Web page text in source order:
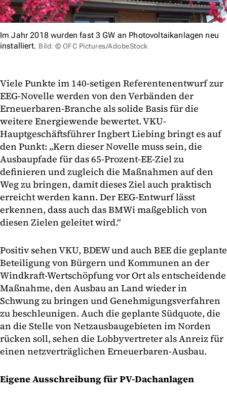
Im Jahr 2018 wurden fast 3 GW an Photovoltaikanlagen neu
installiert. Bild: © OFC Pictures/AdobeStock
Viele Punkte im 140-setigen Referentenentwurf zur
EEG-Novelle werden von den Verbänden der
Erneuerbaren-Branche als solide Basis für die
weitere Energiewende bewertet. VKU-
Hauptgeschäftsführer Ingbert Liebing bringt es auf
den Punkt: „Kern dieser Novelle muss sein, die
Ausbaupfade für das 65-Prozent-EE-Ziel zu
definieren und zugleich die Maßnahmen auf den
Weg zu bringen, damit dieses Ziel auch praktisch
erreicht werden kann. Der EEG-Entwurf lässt
erkennen, dass auch das BMWi maßgeblich von
diesen Zielen geleitet wird.“
Positiv sehen VKU, BDEW und auch BEE die geplante
Beteiligung von Bürgern und Kommunen an der
Windkraft-Wertschöpfung vor Ort als entscheidende
Maßnahme, den Ausbau an Land wieder in
Schwung zu bringen und Genehmigungsverfahren
zu beschleunigen. Auch die geplante Südquote, die
an die Stelle von Netzausbaugebieten im Norden
rücken soll, sehen die Lobbyvertreter als Anreiz für
einen netzverträglichen Erneuerbaren-Ausbau.
Eigene Ausschreibung für PV-Dachanlagen